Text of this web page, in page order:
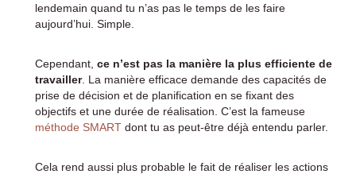
lendemain quand tu n’as pas le temps de les faire
aujourd’hui. Simple.
Cependant, ce n’est pas la manière la plus efficiente de
travailler. La manière efficace demande des capacités de
prise de décision et de planification en se fixant des
objectifs et une durée de réalisation. C’est la fameuse
méthode SMARTdont tu as peut-être déjà entendu parler.
Cela rend aussi plus probable le fait de réaliser les actions